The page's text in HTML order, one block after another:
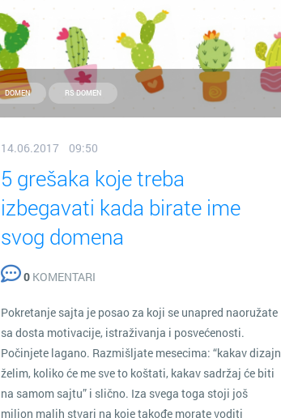
DOMEN RS DOMEN
14.06.2017 09:50
5 grešaka koje treba
izbegavati kada birate ime
svog domena
0 KOMENTARI
Pokretanje sajta je posao za koji se unapred naoružate
sa dosta motivacije, istraživanja i posvećenosti.
Počinjete lagano. Razmišljate mesecima: “kakav dizajn
želim, koliko će me sve to koštati, kakav sadržaj će biti
na samom sajtu” i slično. Iza svega toga stoji još
milion malih stvari na koje takođe morate voditi